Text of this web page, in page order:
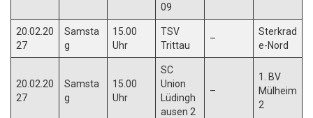
09
20.02.20
27
Samsta
g
15.00
Uhr
TSV
Trittau
–
Sterkrad
e-Nord
20.02.20
27
Samsta
g
15.00
Uhr
SC
Union
Lüdingh
ausen 2
–
1. BV
Mülheim
2